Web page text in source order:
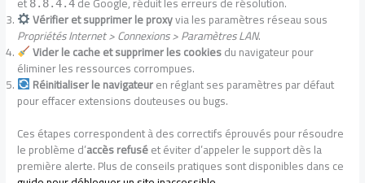
8.8.4.4
Vérifier et supprimer le proxyvia les paramètres réseau sous
Propriétés Internet > Connexions > Paramètres LAN.
Vider le cache et supprimer les cookiesdu navigateur pour
éliminer les ressources corrompues.
Réinitialiser le navigateuren réglant ses paramètres par défaut
pour effacer extensions douteuses ou bugs.
Ces étapes correspondent à des correctifs éprouvés pour résoudre
le problème d’accèsrefuséet éviter d’appeler le support dès la
première alerte. Plus de conseils pratiques sont disponibles dans ce